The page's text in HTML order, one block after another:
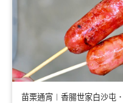
苗栗通宵︱香腸世家白沙屯